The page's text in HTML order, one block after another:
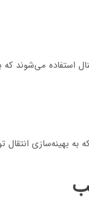
استفاده می‌شوند
بهینه‌سازی